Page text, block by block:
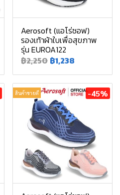
Aerosoft (แอโร่ซอฟ)
รองเท้าผ้าใบเพื่อสุขภาพ
รุ่น EUROA122
฿2,250 ฿1,238
สินค้าขายดี -45%